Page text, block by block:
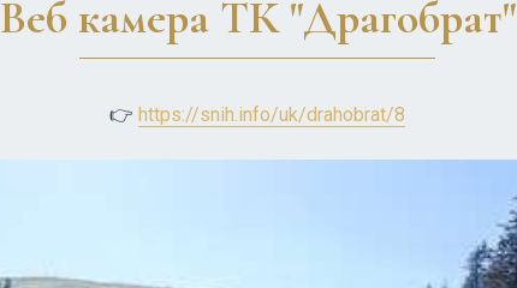
Веб камера ТК "Драгобрат"
👉 https://snih.info/uk/drahobrat/8